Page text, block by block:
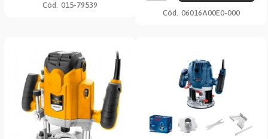
Cód. 015-79539
Cód. 06016A00E0-000